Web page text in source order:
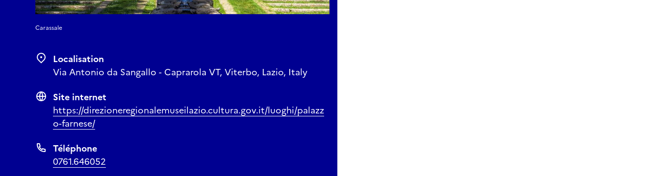
Carassale
Localisation
Via Antonio da Sangallo - Caprarola VT, Viterbo, Lazio, Italy
Site internet
https://direzioneregionalemuseilazio.cultura.gov.it/luoghi/palazz
o-farnese/
Téléphone
0761.646052